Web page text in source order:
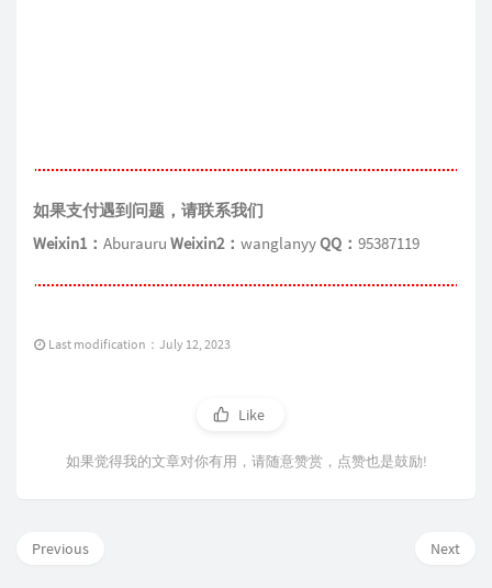
如果支付遇到问题，请联系我们
Weixin1： Aburauru Weixin2： wanglanyyQQ： 95387119
Last modification：July 12, 2023
Like
如果觉得我的文章对你有用，请随意赞赏，点赞也是鼓励!
Next
Previous